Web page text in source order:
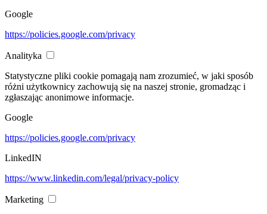
Google
https://policies.google.com/privacy
Analityka
Statystyczne pliki cookie pomagają nam zrozumieć, w jaki sposób
różni użytkownicy zachowują się na naszej stronie, gromadząc i
zgłaszając anonimowe informacje.
Google
https://policies.google.com/privacy
LinkedIN
https://www.linkedin.com/legal/privacy-policy
Marketing